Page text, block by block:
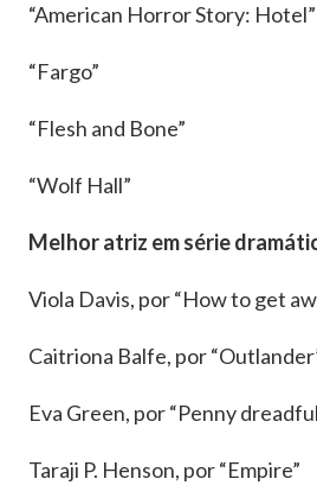
“American Horror Story: Hotel”
“Fargo”
“Flesh and Bone”
“Wolf Hall”
Melhor atriz em série
Viola Davis, por “How to get
Caitriona Balfe, por
Eva Green, por “Penny
Taraji P. Henson, por “Empire”